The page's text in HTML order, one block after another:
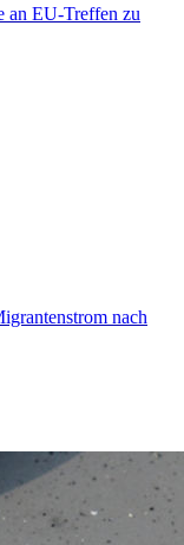
an EU-Treffen zu
nach